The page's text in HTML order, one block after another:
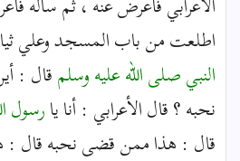
اطلعت من باب المسجد وعلي
النبيصلى الله عليه وسلمقال :
نحبه ؟ قال الأعرابي : أنا يارسول
قال : هذا ممن قضى نحبه